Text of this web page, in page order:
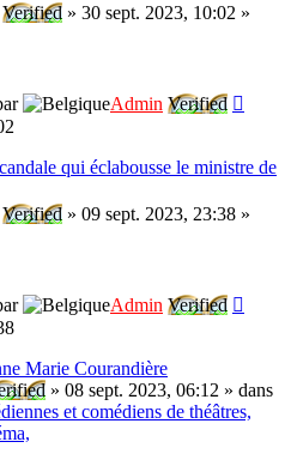
Verified » 30 sept. 2023, 10:02 »
Admin Verified
qui éclabousse le ministre de
Verified » 09 sept. 2023, 23:38 »
Admin Verified
Marie Courandière
» 08 sept. 2023, 06:12 » dans
et comédiens de théâtres,